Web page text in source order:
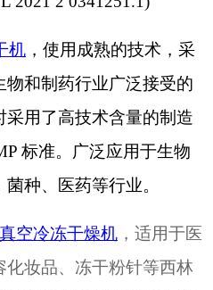
机 ，使用成熟的技术，采
物和制药行业广泛接受的
用了高技术含量的制造
标准。广泛应用于生物
种、医药等行业。
空冷冻干燥机 ，适用于医
化妆品、冻干粉针等西林